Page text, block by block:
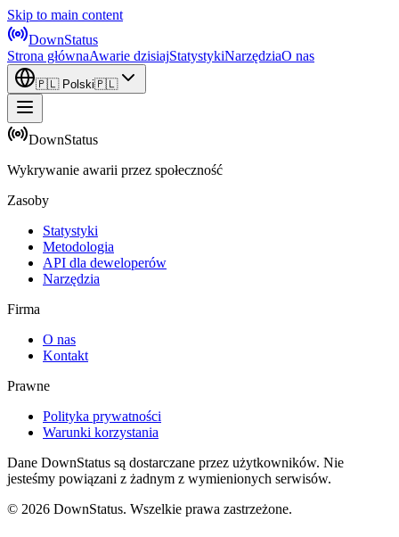
Skip to main content
DownStatus
Strona głównaAwarie dzisiajStatystykiNarzędziaO nas
🇵🇱 Polski🇵🇱
DownStatus
Wykrywanie awarii przez społeczność
Zasoby
Statystyki
Metodologia
API dla deweloperów
Narzędzia
Firma
O nas
Kontakt
Prawne
Polityka prywatności
Warunki korzystania
Dane DownStatus są dostarczane przez użytkowników. Nie
jesteśmy powiązani z żadnym z wymienionych serwisów.
© 2026 DownStatus. Wszelkie prawa zastrzeżone.